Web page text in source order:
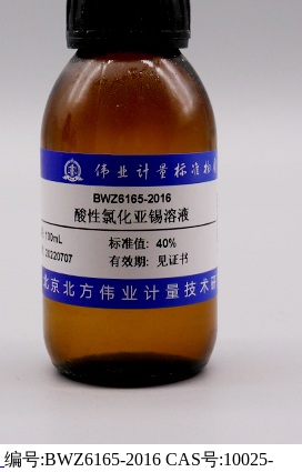
编号:BWZ6165-2016 CAS号:10025-